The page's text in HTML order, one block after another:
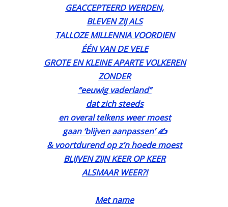
GEACCEPTEERD WERDEN,
BLEVEN ZIJ ALS
TALLOZE MILLENNIA VOORDIEN
ÉÉN VAN DE VELE
GROTE EN KLEINE APARTE VOLKEREN
ZONDER
“eeuwig vaderland”
dat zich steeds
en overal telkens weer moest
gaan ‘blijven aanpassen’ ✍️
& voortdurend op z’n hoede moest
BLIJVEN ZIJN KEER OP KEER
ALSMAAR WEER?!
Met name